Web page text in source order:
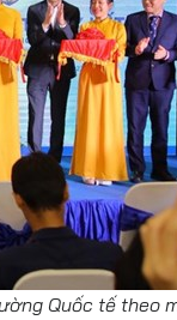
Quốc tế theo